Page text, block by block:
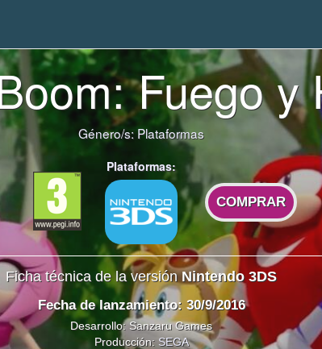
Fuego y
Género/s:Plataformas
Plataformas:
COMPRAR
Ficha técnica de la versiónNintendo 3DS
Fecha de lanzamiento: 30/9/2016
Desarrollo: Sanzaru Games
Producción: SEGA